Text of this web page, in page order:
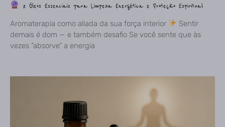
3 Óleos Essenciais para Limpeza Energética e Proteção Espiritual
Aromaterapia como aliada da sua força interior
Sentir
demais é dom — e também desafio Se você sente que às
vezes “absorve” a energia